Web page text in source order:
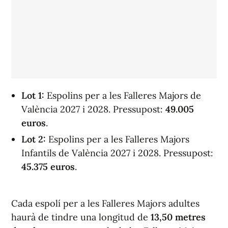
Lot 1: Espolins per a les Falleres Majors de
València 2027 i 2028. Pressupost: 49.005
euros.
Lot 2: Espolins per a les Falleres Majors
Infantils de València 2027 i 2028. Pressupost:
45.375 euros.
Cada espolí per a les Falleres Majors adultes
haurà de tindre una longitud de 13,50 metres